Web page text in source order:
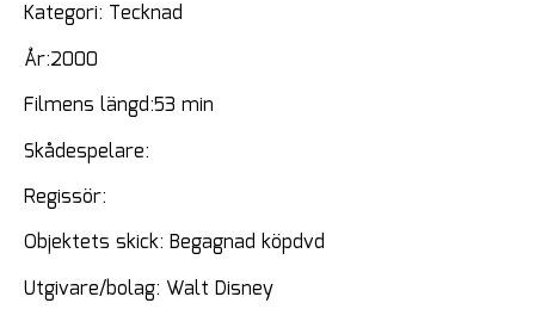
Kategori: Tecknad
År:2000
Filmens längd:53 min
Skådespelare:
Regissör:
Objektets skick: Begagnad köpdvd
Utgivare/bolag: Walt Disney